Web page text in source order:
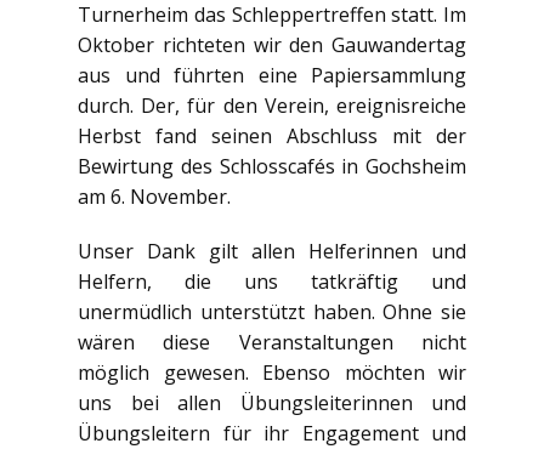
Turnerheim das Schleppertreffen statt. Im
Oktober richteten wir den Gauwandertag
aus und führten eine Papiersammlung
durch. Der, für den Verein, ereignisreiche
Herbst fand seinen Abschluss mit der
Bewirtung des Schlosscafés in Gochsheim
am 6. November.
Unser Dank gilt allen Helferinnen und
Helfern, die uns tatkräftig und
unermüdlich unterstützt haben. Ohne sie
wären diese Veranstaltungen nicht
möglich gewesen. Ebenso möchten wir
uns bei allen Übungsleiterinnen und
Übungsleitern für ihr Engagement und